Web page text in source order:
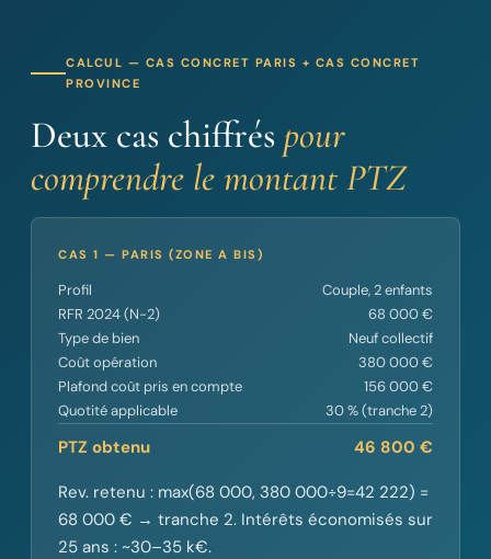
CALCUL — CAS CONCRET PARIS + CAS CONCRET
PROVINCE
Deux cas chiffrés pour
comprendre le montant PTZ
CAS 1 — PARIS (ZONE A BIS)
Profil
Couple, 2 enfants
RFR 2024 (N-2)
68 000 €
Type de bien
Neuf collectif
Coût opération
380 000 €
Plafond coût pris en compte
156 000 €
Quotité applicable
30 % (tranche 2)
PTZ obtenu 46 800 €
Rev. retenu : max(68 000, 380 000÷9=42 222) =
68 000 € → tranche 2. Intérêts économisés sur
25 ans : ~30–35 k€.